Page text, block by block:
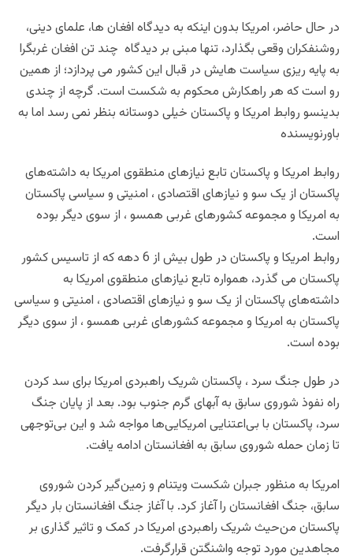
در حال حاضر، امریکا بدون اینکه به دیدگاه افغان ها، علمای دینی،
روشنفکران وقعی بگذارد، تنها مبنی بر دیدگاه چند تن افغان غربگرا
به پایه ریزی سیاست هایش در قبال این کشور می پردازد؛ از همین
رو است که هر راهکارش محکوم به شکست است. گرچه از چندی
بدینسو روابط امریکا و پاکستان خیلی دوستانه بنظر نمی رسد اما به
باورنویسنده
روابط امریکا و پاکستان تابع نیازهای منطقوی امریکا به داشته‌های
پاکستان از یک سو و نیازهای اقتصادی ، امنیتی و سیاسی پاکستان
به امریکا و مجموعه کشورهای غربی همسو ، از سوی دیگر بوده
است.
روابط امریکا و پاکستان در طول بیش از 6 دهه که از تاسیس کشور
پاکستان می گذرد، همواره تابع نیازهای منطقوی امریکا به
داشته‌های پاکستان از یک سو و نیازهای اقتصادی ، امنیتی و سیاسی
پاکستان به امریکا و مجموعه کشورهای غربی همسو ، از سوی دیگر
بوده است.
در طول جنگ سرد ، پاکستان شریک راهبردی امریکا برای سد کردن
راه نفوذ شوروی سابق به آبهای گرم جنوب بود. بعد از پایان جنگ
سرد، پاکستان با بی‌اعتنایی امریکایی‌ها مواجه شد و این بی‌توجهی
تا زمان حمله شوروی سابق به افغانستان ادامه یافت.
امریکا به منظور جبران شکست ویتنام و زمین‌گیر کردن شوروی
سابق، جنگ افغانستان را آغاز کرد. با آغاز جنگ افغانستان بار دیگر
پاکستان من‌حیث شریک راهبردی امریکا در کمک و تاثیر گذاری بر
مجاهدین مورد توجه واشنگتن قرارگرفت.